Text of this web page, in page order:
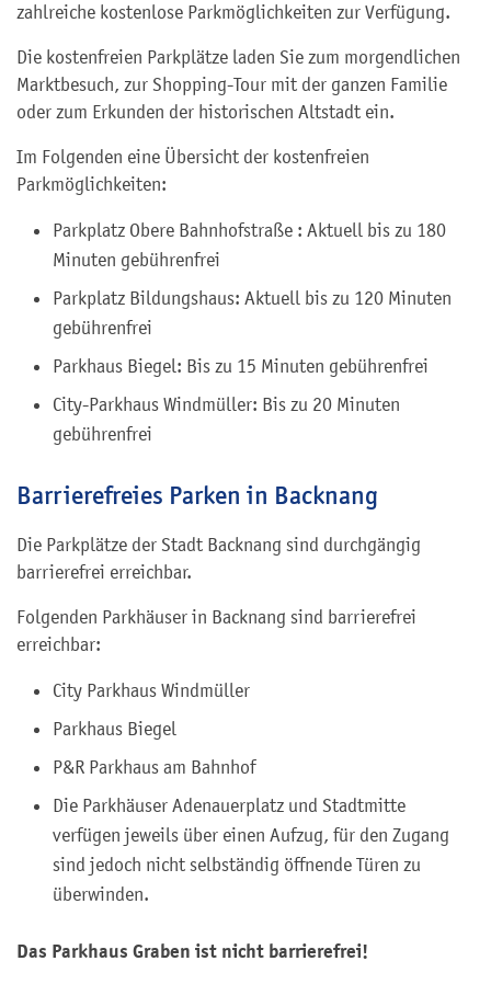
zahlreiche kostenlose Parkmöglichkeiten zur Verfügung.
Die kostenfreien Parkplätze laden Sie zum morgendlichen
Marktbesuch, zur Shopping-Tour mit der ganzen Familie
oder zum Erkunden der historischen Altstadt ein.
Im Folgenden eine Übersicht der kostenfreien
Parkmöglichkeiten:
Parkplatz Obere Bahnhofstraße : Aktuell bis zu 180
Minuten gebührenfrei
Parkplatz Bildungshaus: Aktuell bis zu 120 Minuten
gebührenfrei
Parkhaus Biegel: Bis zu 15 Minuten gebührenfrei
City-Parkhaus Windmüller: Bis zu 20 Minuten
gebührenfrei
Barrierefreies Parken in Backnang
Die Parkplätze der Stadt Backnang sind durchgängig
barrierefrei erreichbar.
Folgenden Parkhäuser in Backnang sind barrierefrei
erreichbar:
City Parkhaus Windmüller
Parkhaus Biegel
P&R Parkhaus am Bahnhof
Die Parkhäuser Adenauerplatz und Stadtmitte
verfügen jeweils über einen Aufzug, für den Zugang
sind jedoch nicht selbständig öffnende Türen zu
überwinden.
Das Parkhaus Graben ist nicht barrierefrei!